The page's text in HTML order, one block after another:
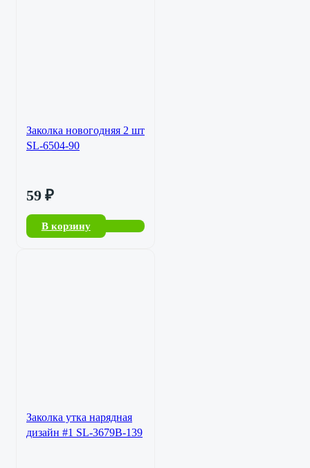
Заколка новогодняя 2 шт
SL-6504-90
59 ₽
В корзину
Заколка утка нарядная
дизайн #1 SL-3679B-139